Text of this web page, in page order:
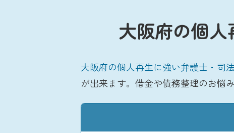
大阪府の個
大阪府の個人再生に強い弁護士・司
が出来ます。借金や債務整理のお悩